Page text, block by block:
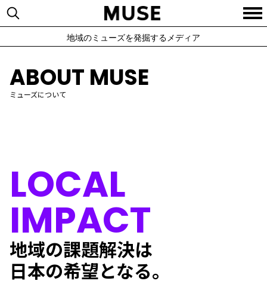
地域のミューズを発掘するメディア
ABOUT MUSE
ミューズについて
LOCAL
IMPACT
地域の課題解決は
日本の希望となる。